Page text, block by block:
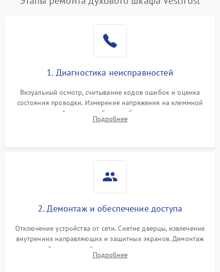
1. Диагностика неисправностей
Визуальный осмотр, считывание кодов ошибок и оценка
состояния проводки. Измерение напряжения на клеммной
колодке. Анализ жалоб на проблемы с нагревом,
конвекцией, панелью управления или блокировкой дверцы.
Подробнее
2. Демонтаж и обеспечение доступа
Отключение устройства от сети. Снятие дверцы, извлечение
внутренних направляющих и защитных экранов. Демонтаж
задней или верхней панели для прямого доступа к
нагревательным элементам, плате и вентиляторам.
Подробнее